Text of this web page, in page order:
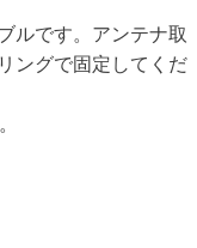
ルです。アンテナ取
ングで固定してくだ